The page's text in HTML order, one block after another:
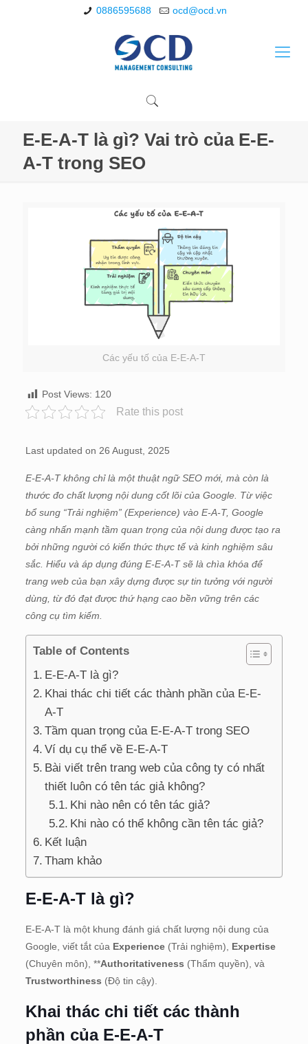
0886595688 ocd@ocd.vn
E-E-A-T là gì? Vai trò của E-E-
A-T trong SEO
Các yếu tố của E-E-A-T
Post Views: 120
Rate this post
Last updated on 26 August, 2025
E-E-A-T không chỉ là một thuật ngữ SEO mới, mà còn là
thước đo chất lượng nội dung cốt lõi của Google. Từ việc
bổ sung “Trải nghiệm” (Experience) vào E-A-T, Google
càng nhấn mạnh tầm quan trọng của nội dung được tạo ra
bởi những người có kiến thức thực tế và kinh nghiệm sâu
sắc. Hiểu và áp dụng đúng E-E-A-T sẽ là chìa khóa để
trang web của bạn xây dựng được sự tin tưởng với người
dùng, từ đó đạt được thứ hạng cao bền vững trên các
công cụ tìm kiếm.
Table of Contents
E-E-A-T là gì?
Khai thác chi tiết các thành phần của E-E-
A-T
Tầm quan trọng của E-E-A-T trong SEO
Ví dụ cụ thể về E-E-A-T
Bài viết trên trang web của công ty có nhất
thiết luôn có tên tác giả không?
Khi nào nên có tên tác giả?
Khi nào có thể không cần tên tác giả?
Kết luận
Tham khảo
E-E-A-T là gì?
E-E-A-T là một khung đánh giá chất lượng nội dung của
Google, viết tắt của Experience(Trải nghiệm), Expertise
(Chuyên môn), **Authoritativeness (Thẩm quyền), và
Trustworthiness (Độ tin cậy).
Khai thác chi tiết các thành
phần của E-E-A-T